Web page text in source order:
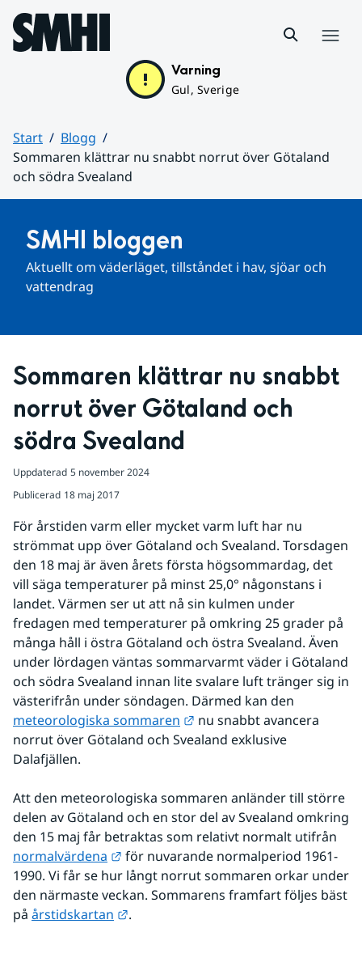
Hoppa till sidans innehåll
Varning
Gul, Sverige
Start
Blogg
Sommaren klättrar nu snabbt norrut över Götaland
och södra Svealand
SMHI bloggen
Aktuellt om väderläget, tillståndet i hav, sjöar och
vattendrag
Sommaren klättrar nu snabbt
norrut över Götaland och
södra Svealand
Uppdaterad 5 november 2024
Publicerad 18 maj 2017
För årstiden varm eller mycket varm luft har nu
strömmat upp över Götaland och Svealand. Torsdagen
den 18 maj är även årets första högsommardag, det
vill säga temperaturer på minst 25,0° någonstans i
landet. Värmen ser ut att nå sin kulmen under
fredagen med temperaturer på omkring 25 grader på
många håll i östra Götaland och östra Svealand. Även
under lördagen väntas sommarvarmt väder i Götaland
och södra Svealand innan lite svalare luft tränger sig in
meteorologiska sommaren
Länk till annan webbplats.
nu snabbt avancera
norrut över Götaland och Svealand exklusive
Dalafjällen.
Att den meteorologiska sommaren anländer till större
delen av Götaland och en stor del av Svealand omkring
normalvärdena
Länk till annan webbplats.
för nuvarande normalperiod 1961-
1990. Vi får se hur långt norrut sommaren orkar under
den närmaste veckan. Sommarens framfart följes bäst
på årstidskartan Länk till annan webbplats.
.